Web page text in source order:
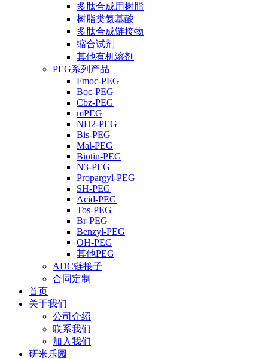
多肽合成用树脂
树脂类氨基酸
多肽合成链接物
缩合试剂
其他有机溶剂
PEG系列产品
Fmoc-PEG
Boc-PEG
Cbz-PEG
mPEG
NH2-PEG
Bis-PEG
Mal-PEG
Biotin-PEG
N3-PEG
Propargyl-PEG
SH-PEG
Acid-PEG
Tos-PEG
Br-PEG
Benzyl-PEG
OH-PEG
其他PEG
ADC链接子
合同定制
首页
关于我们
公司介绍
联系我们
加入我们
研米乐园